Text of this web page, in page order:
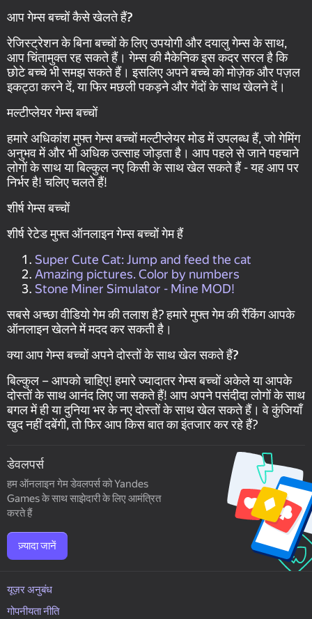
आप गेम्स बच्चों कैसे खेलते हैं?
रेजिस्ट्रेशन के बिना बच्चों के लिए उपयोगी और दयालु गेम्स के साथ,
आप चिंतामुक्त रह सकते हैं। गेम्स की मैकेनिक इस कदर सरल है कि
छोटे बच्चे भी समझ सकते हैं। इसलिए अपने बच्चे को मोज़ेक और पज़ल
इकट्ठा करने दें, या फिर मछली पकड़ने और गेंदों के साथ खेलने दें।
मल्टीप्लेयर गेम्स बच्चों
हमारे अधिकांश मुफ्त गेम्स बच्चों मल्टीप्लेयर मोड में उपलब्ध हैं, जो गेमिंग
अनुभव में और भी अधिक उत्साह जोड़ता है। आप पहले से जाने पहचाने
लोगों के साथ या बिल्कुल नए किसी के साथ खेल सकते हैं - यह आप पर
निर्भर है! चलिए चलते हैं!
शीर्ष गेम्स बच्चों
शीर्ष रेटेड मुफ्त ऑनलाइन गेम्स बच्चों गेम हैं
Super Cute Cat: Jump and feed the cat
Amazing pictures. Color by numbers
Stone Miner Simulator - Mine MOD!
सबसे अच्छा वीडियो गेम की तलाश है? हमारे मुफ्त गेम की रैंकिंग आपके
ऑनलाइन खेलने में मदद कर सकती है।
क्या आप गेम्स बच्चों अपने दोस्तों के साथ खेल सकते हैं?
बिल्कुल – आपको चाहिए! हमारे ज्यादातर गेम्स बच्चों अकेले या आपके
दोस्तों के साथ आनंद लिए जा सकते हैं! आप अपने पसंदीदा लोगों के साथ
बगल में ही या दुनिया भर के नए दोस्तों के साथ खेल सकते हैं। वे कुंजियाँ
खुद नहीं दबेंगी, तो फिर आप किस बात का इंतजार कर रहे हैं?
डेवलपर्स
हम ऑनलाइन गेम डेवलपर्स को Yandes
Games के साथ साझेदारी के लिए आमंत्रित
करते हैं
ज़्यादा जानें
यूज़र अनुबंध
गोपनीयता नीति